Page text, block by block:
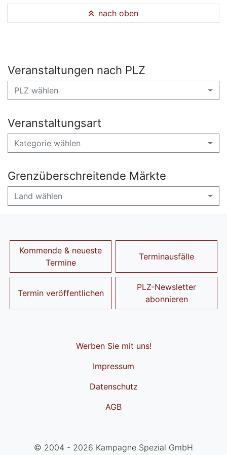
nach oben
Veranstaltungen nach PLZ
PLZ wählen
Veranstaltungsart
Kategorie wählen
Grenzüberschreitende Märkte
Land wählen
Kommende & neueste
Termine
Terminausfälle
Termin veröffentlichen
PLZ-Newsletter
abonnieren
Werben Sie mit uns!
Impressum
Datenschutz
AGB
© 2004 - 2026 Kampagne Spezial GmbH